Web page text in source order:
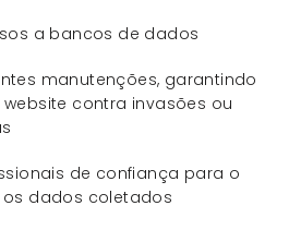
a bancos de dados
manutenções, garantindo
contra invasões ou
de confiança para o
dados coletados